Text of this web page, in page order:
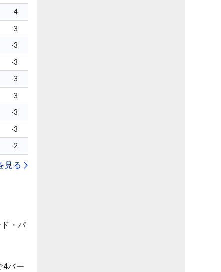
-4
-3
-3
-3
-3
-3
-3
-3
-2
見る
・パ
4バー